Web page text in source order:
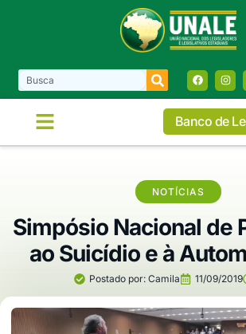
Banco de
NOTÍCIAS
Simpósio Nacional de
ao Suicídio e à
Postado por:Camila 11/09/2019